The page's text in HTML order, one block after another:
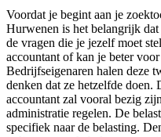
Voordat je begint aan je
Hurwenen is het belangrijk
de vragen die je jezelf moet
accountant of kan je beter
Bedrijfseigenaren halen deze
denken dat ze hetzelfde doen.
accountant zal vooral bezig
administratie regelen. De
specifiek naar de belasting.